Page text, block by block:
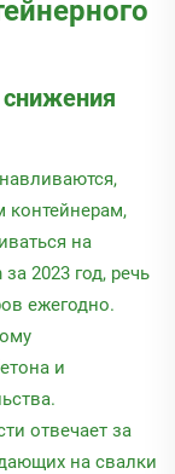
снижения
на
2023 год, речь
ежегодно.
и
отвечает за
на свалки